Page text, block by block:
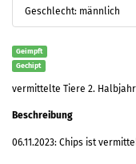
Geschlecht: männlich
Geimpft
Gechipt
vermittelte Tiere 2. Halbjahr
Beschreibung
06.11.2023: Chips ist